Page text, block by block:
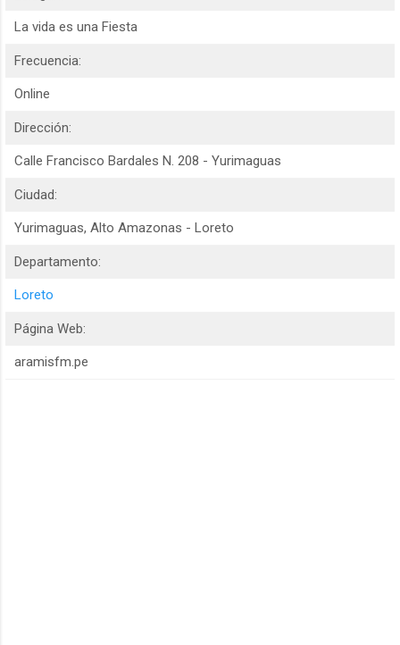
La vida es una Fiesta
Frecuencia:
Online
Dirección:
Calle Francisco Bardales N. 208 - Yurimaguas
Ciudad:
Yurimaguas, Alto Amazonas - Loreto
Departamento:
Loreto
Página Web:
aramisfm.pe